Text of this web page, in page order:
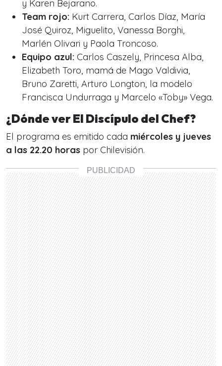
y Karen Bejarano.
Team rojo: Kurt Carrera, Carlos Díaz, María
José Quiroz, Miguelito, Vanessa Borghi,
Marlén Olivari y Paola Troncoso.
Equipo azul: Carlos Caszely, Princesa Alba,
Elizabeth Toro, mamá de Mago Valdivia,
Bruno Zaretti, Arturo Longton, la modelo
Francisca Undurraga y Marcelo «Toby» Vega.
¿Dónde ver El Discípulo del Chef?
El programa es emitido cada miércoles y jueves
a las 22.20 horas por Chilevisión.